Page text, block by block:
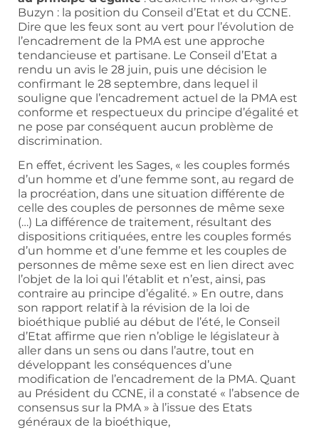
Buzyn : la position du Conseil d’Etat et du CCNE.
Dire que les feux sont au vert pour l’évolution de
l’encadrement de la PMA est une approche
tendancieuse et partisane. Le Conseil d’Etat a
rendu un avis le 28 juin, puis une décision le
confirmant le 28 septembre, dans lequel il
souligne que l’encadrement actuel de la PMA est
conforme et respectueux du principe d’égalité et
ne pose par conséquent aucun problème de
discrimination.
En effet, écrivent les Sages, « les couples formés
d’un homme et d’une femme sont, au regard de
la procréation, dans une situation différente de
celle des couples de personnes de même sexe
(…) La différence de traitement, résultant des
dispositions critiquées, entre les couples formés
d’un homme et d’une femme et les couples de
personnes de même sexe est en lien direct avec
l’objet de la loi qui l’établit et n’est, ainsi, pas
contraire au principe d’égalité. » En outre, dans
son rapport relatif à la révision de la loi de
bioéthique publié au début de l’été, le Conseil
d’Etat affirme que rien n’oblige le législateur à
aller dans un sens ou dans l’autre, tout en
développant les conséquences d’une
modification de l’encadrement de la PMA. Quant
au Président du CCNE, il a constaté « l’absence de
consensus sur la PMA » à l’issue des Etats
généraux de la bioéthique,